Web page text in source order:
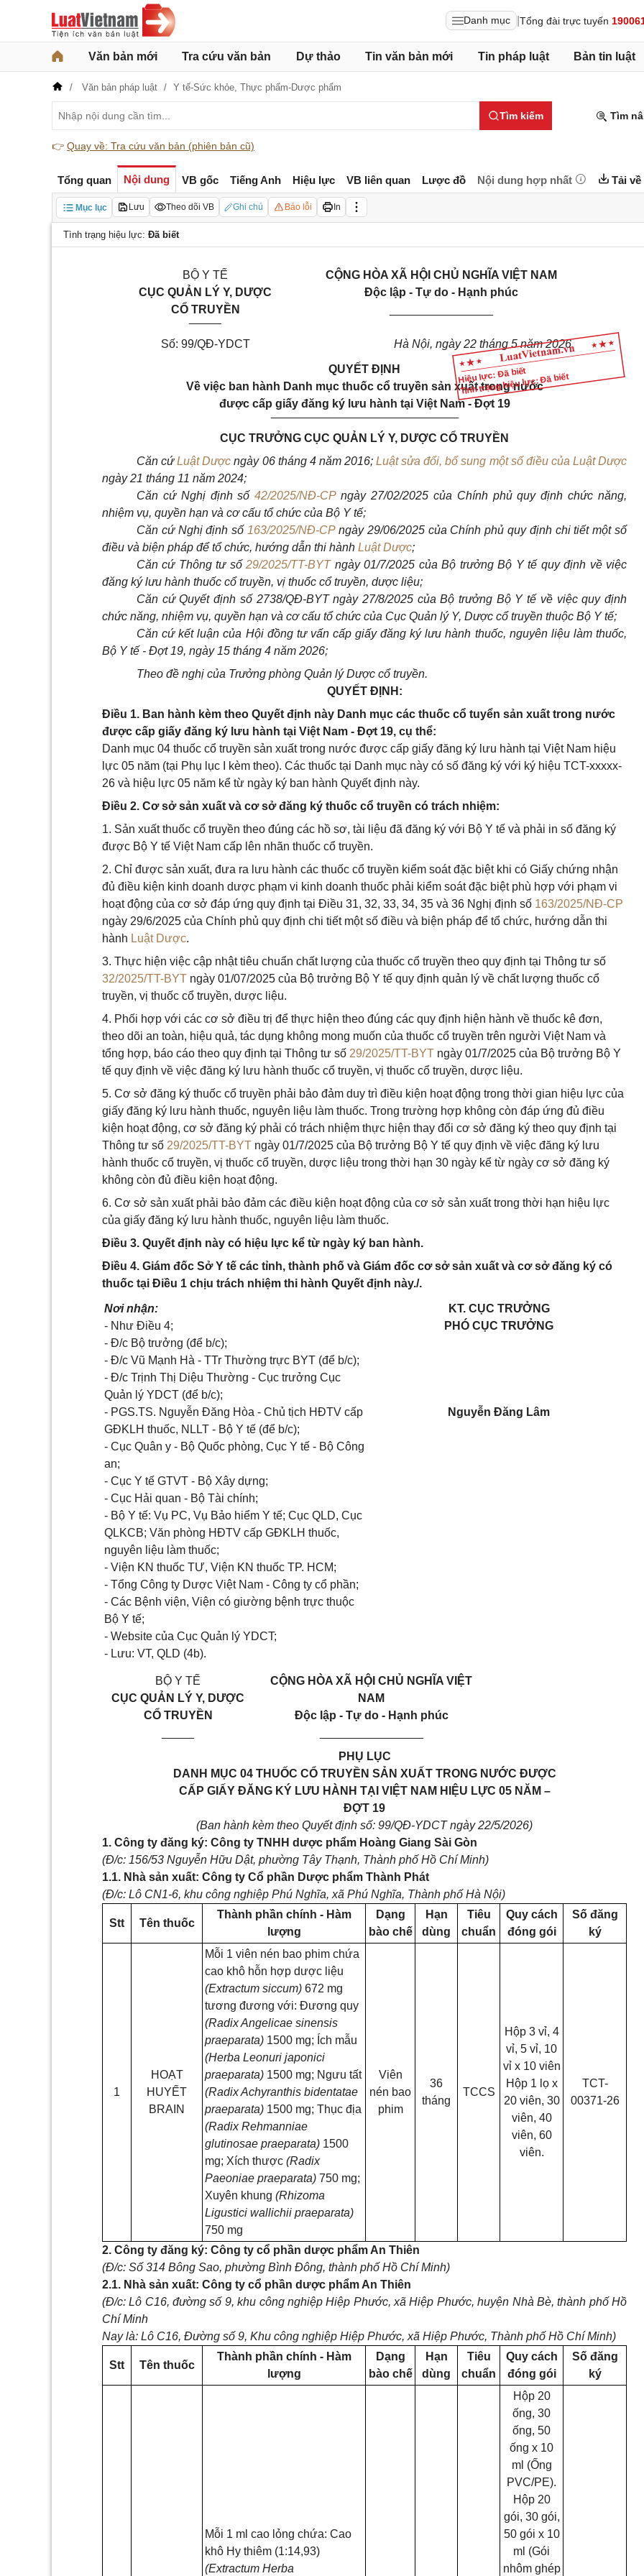
Danh mục Tổng đài trực tuyến
Văn bản mới Tra cứu văn bản Dự thảo Tin văn bản mới Tin pháp luật Bản tin luật
Văn bản pháp luật Y tế-Sức khỏe, Thực phẩm-Dược phẩm
Tìm kiếm Tìm
👉 Quay về: Tra cứu văn bản (phiên bản cũ)
Tổng quan Nội dung VB gốc Tiếng Anh Hiệu lực VB liên quan Lược đồ Nội dung hợp nhất Tải về
Mục lục Lưu Theo dõi VB Ghi chú Báo lỗi In
Tình trạng hiệu lực: Đã biết
Hiệu lực: Đã biết
Tình trạng hiệu lực: Đã biết
BỘ Y TẾ
CỤC QUẢN LÝ Y, DƯỢC
CỔ TRUYỀN
Số: 99/QĐ-YDCT
CỘNG HÒA XÃ HỘI CHỦ NGHĨA VIỆT NAM
Độc lập - Tự do - Hạnh phúc
Hà Nội, ngày 22 tháng 5 năm 2026
QUYẾT ĐỊNH
Về việc ban hành Danh mục thuốc cổ truyền sản xuất trong nước
được cấp giấy đăng ký lưu hành tại Việt Nam - Đợt 19
_____________________________
CỤC TRƯỞNG CỤC QUẢN LÝ Y, DƯỢC CỔ TRUYỀN
Căn cứLuật Dược ngày 06 tháng 4 năm 2016;Luật sửa đổi, bổ sung một số điều của Luật Dược
ngày 21 tháng 11 năm 2024;
Căn cứ Nghị định số42/2025/NĐ-CPngày 27/02/2025 của Chính phủ quy định chức năng,
nhiệm vụ, quyền hạn và cơ cấu tổ chức của Bộ Y tế;
Căn cứ Nghị định số 163/2025/NĐ-CPngày 29/06/2025 của Chính phủ quy định chi tiết một số
điều và biện pháp để tổ chức, hướng dẫn thi hành Luật Dược;
Căn cứ Thông tư số29/2025/TT-BYTngày 01/7/2025 của Bộ trưởng Bộ Y tế quy định về việc
đăng ký lưu hành thuốc cổ truyền, vị thuốc cổ truyền, dược liệu;
Căn cứ Quyết định số 2738/QĐ-BYT ngày 27/8/2025 của Bộ trưởng Bộ Y tế về việc quy định
chức năng, nhiệm vụ, quyền hạn và cơ cấu tổ chức của Cục Quản lý Y, Dược cổ truyền thuộc Bộ Y tế;
Căn cứ kết luận của Hội đồng tư vấn cấp giấy đăng ký lưu hành thuốc, nguyên liệu làm thuốc,
Bộ Y tế - Đợt 19, ngày 15 tháng 4 năm 2026;
Theo đề nghị của Trưởng phòng Quản lý Dược cổ truyền.
QUYẾT ĐỊNH:
Điều 1. Ban hành kèm theo Quyết định này Danh mục các thuốc cổ tuyển sản xuất trong nước
được cấp giấy đăng ký lưu hành tại Việt Nam - Đợt 19, cụ thể:
Danh mục 04 thuốc cổ truyền sản xuất trong nước được cấp giấy đăng ký lưu hành tại Việt Nam hiệu
lực 05 năm (tại Phụ lục I kèm theo). Các thuốc tại Danh mục này có số đăng ký với ký hiệu TCT-xxxxx-
26 và hiệu lực 05 năm kể từ ngày ký ban hành Quyết định này.
Điều 2. Cơ sở sản xuất và cơ sở đăng ký thuốc cổ truyền có trách nhiệm:
1. Sản xuất thuốc cổ truyền theo đúng các hồ sơ, tài liệu đã đăng ký với Bộ Y tế và phải in số đăng ký
được Bộ Y tế Việt Nam cấp lên nhãn thuốc cổ truyền.
2. Chỉ được sản xuất, đưa ra lưu hành các thuốc cổ truyền kiểm soát đặc biệt khi có Giấy chứng nhận
đủ điều kiện kinh doanh dược phạm vi kinh doanh thuốc phải kiểm soát đặc biệt phù hợp với phạm vi
hoạt động của cơ sở đáp ứng quy định tại Điều 31, 32, 33, 34, 35 và 36 Nghị định số 163/2025/NĐ-CP
ngày 29/6/2025 của Chính phủ quy định chi tiết một số điều và biện pháp để tổ chức, hướng dẫn thi
hành Luật Dược.
3. Thực hiện việc cập nhật tiêu chuẩn chất lượng của thuốc cổ truyền theo quy định tại Thông tư số
32/2025/TT-BYT ngày 01/07/2025 của Bộ trưởng Bộ Y tế quy định quản lý về chất lượng thuốc cổ
truyền, vị thuốc cổ truyền, dược liệu.
4. Phối hợp với các cơ sở điều trị để thực hiện theo đúng các quy định hiện hành về thuốc kê đơn,
theo dõi an toàn, hiệu quả, tác dụng không mong muốn của thuốc cổ truyền trên người Việt Nam và
tổng hợp, báo cáo theo quy định tại Thông tư số 29/2025/TT-BYT ngày 01/7/2025 của Bộ trưởng Bộ Y
tế quy định về việc đăng ký lưu hành thuốc cổ truyền, vị thuốc cổ truyền, dược liệu.
5. Cơ sở đăng ký thuốc cổ truyền phải bảo đảm duy trì điều kiện hoạt động trong thời gian hiệu lực của
giấy đăng ký lưu hành thuốc, nguyên liệu làm thuốc. Trong trường hợp không còn đáp ứng đủ điều
kiện hoạt động, cơ sở đăng ký phải có trách nhiệm thực hiện thay đổi cơ sở đăng ký theo quy định tại
Thông tư số 29/2025/TT-BYT ngày 01/7/2025 của Bộ trưởng Bộ Y tế quy định về việc đăng ký lưu
hành thuốc cổ truyền, vị thuốc cổ truyền, dược liệu trong thời hạn 30 ngày kể từ ngày cơ sở đăng ký
không còn đủ điều kiện hoạt động.
6. Cơ sở sản xuất phải bảo đảm các điều kiện hoạt động của cơ sở sản xuất trong thời hạn hiệu lực
của giấy đăng ký lưu hành thuốc, nguyên liệu làm thuốc.
Điều 3. Quyết định này có hiệu lực kể từ ngày ký ban hành.
Điều 4. Giám đốc Sở Y tế các tỉnh, thành phố và Giám đốc cơ sở sản xuất và cơ sở đăng ký có
thuốc tại Điều 1 chịu trách nhiệm thi hành Quyết định này./.
Nơi nhận:
- Như Điều 4;
- Đ/c Bộ trưởng (để b/c);
- Đ/c Vũ Mạnh Hà - TTr Thường trực BYT (để b/c);
- Đ/c Trịnh Thị Diệu Thường - Cục trưởng Cục
Quản lý YDCT (để b/c);
- PGS.TS. Nguyễn Đăng Hòa - Chủ tịch HĐTV cấp
GĐKLH thuốc, NLLT - Bộ Y tế (để b/c);
- Cục Quân y - Bộ Quốc phòng, Cục Y tế - Bộ Công
an;
- Cục Y tế GTVT - Bộ Xây dựng;
- Cục Hải quan - Bộ Tài chính;
- Bộ Y tế: Vụ PC, Vụ Bảo hiểm Y tế; Cục QLD, Cục
QLKCB; Văn phòng HĐTV cấp GĐKLH thuốc,
nguyên liệu làm thuốc;
- Viện KN thuốc TƯ, Viện KN thuốc TP. HCM;
- Tổng Công ty Dược Việt Nam - Công ty cổ phần;
- Các Bệnh viện, Viện có giường bệnh trực thuộc
Bộ Y tế;
- Website của Cục Quản lý YDCT;
- Lưu: VT, QLD (4b).
KT. CỤC TRƯỞNG
PHÓ CỤC TRƯỞNG
Nguyễn Đăng Lâm
BỘ Y TẾ
CỤC QUẢN LÝ Y, DƯỢC
CỔ TRUYỀN
CỘNG HÒA XÃ HỘI CHỦ NGHĨA VIỆT
NAM
Độc lập - Tự do - Hạnh phúc
PHỤ LỤC
DANH MỤC 04 THUỐC CỔ TRUYỀN SẢN XUẤT TRONG NƯỚC ĐƯỢC
CẤP GIẤY ĐĂNG KÝ LƯU HÀNH TẠI VIỆT NAM HIỆU LỰC 05 NĂM –
ĐỢT 19
(Ban hành kèm theo Quyết định số: 99/QĐ-YDCT ngày 22/5/2026)
1. Công ty đăng ký: Công ty TNHH dược phẩm Hoàng Giang Sài Gòn
(Đ/c: 156/53 Nguyễn Hữu Dật, phường Tây Thạnh, Thành phố Hồ Chí Minh)
1.1. Nhà sản xuất: Công ty Cổ phần Dược phẩm Thành Phát
(Đ/c: Lô CN1-6, khu công nghiệp Phú Nghĩa, xã Phú Nghĩa, Thành phố Hà Nội)
Stt Tên thuốc
Thành phần chính - Hàm
lượng
Dạng
bào chế
Hạn
dùng
Tiêu
chuẩn
Quy cách
đóng gói
Số đăng
ký
1
HOẠT
HUYẾT
BRAIN
Mỗi 1 viên nén bao phim chứa
cao khô hỗn hợp dược liệu
(Extractum siccum) 672 mg
tương đương với: Đương quy
(Radix Angelicae sinensis
praeparata) 1500 mg; Ích mẫu
(Herba Leonuri japonici
praeparata) 1500 mg; Ngưu tất
(Radix Achyranthis bidentatae
praeparata) 1500 mg; Thục địa
(Radix Rehmanniae
glutinosae praeparata) 1500
mg; Xích thược (Radix
Paeoniae praeparata) 750 mg;
Xuyên khung (Rhizoma
Ligustici wallichii praeparata)
750 mg
Viên
nén bao
phim
36
tháng
TCCS
Hộp 3 vỉ, 4
vỉ, 5 vỉ, 10
vỉ x 10 viên
Hộp 1 lọ x
20 viên, 30
viên, 40
viên, 60
viên.
TCT-
00371-26
2. Công ty đăng ký: Công ty cổ phần dược phẩm An Thiên
(Đ/c: Số 314 Bông Sao, phường Bình Đông, thành phố Hồ Chí Minh)
2.1. Nhà sản xuất: Công ty cổ phần dược phẩm An Thiên
(Đ/c: Lô C16, đường số 9, khu công nghiệp Hiệp Phước, xã Hiệp Phước, huyện Nhà Bè, thành phố Hồ
Chí Minh
Nay là: Lô C16, Đường số 9, Khu công nghiệp Hiệp Phước, xã Hiệp Phước, Thành phố Hồ Chí Minh)
Stt Tên thuốc
Thành phần chính - Hàm
lượng
Dạng
bào chế
Hạn
dùng
Tiêu
chuẩn
Quy cách
đóng gói
Số đăng
ký
Mỗi 1 ml cao lỏng chứa: Cao
khô Hy thiêm (1:14,93)
(Extractum Herba
Hộp 20
ống, 30
ống, 50
ống x 10
ml (Ống
PVC/PE).
Hộp 20
gói, 30 gói,
50 gói x 10
ml (Gói
nhôm ghép